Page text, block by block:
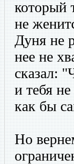
который
не
Дуня не
нее не
сказал:
и тебя
как бы
Но